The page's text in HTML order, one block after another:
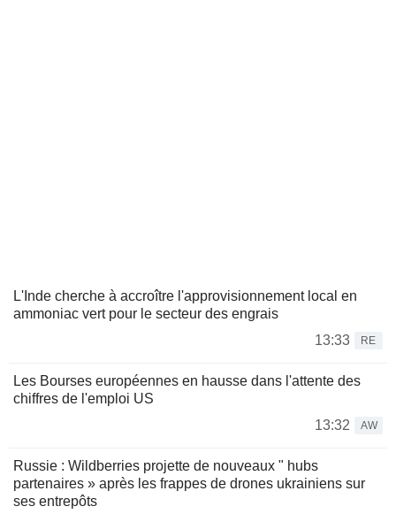
L'Inde cherche à accroître l'approvisionnement local en
ammoniac vert pour le secteur des engrais
13:33
RE
Les Bourses européennes en hausse dans l'attente des
chiffres de l'emploi US
13:32
AW
Russie : Wildberries projette de nouveaux " hubs
partenaires » après les frappes de drones ukrainiens sur
ses entrepôts